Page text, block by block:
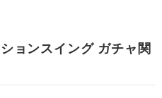
ョンスイング ガチャ関